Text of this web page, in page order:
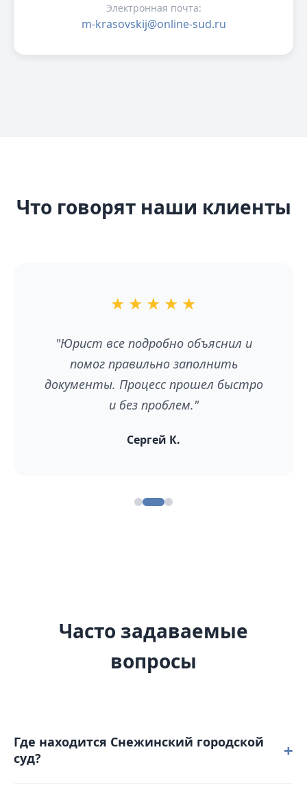
Электронная почта:
m-krasovskij@online-sud.ru
Что говорят наши клиенты
★ ★ ★ ★ ★
"Юрист все подробно объяснил и
помог правильно заполнить
документы. Процесс прошел быстро
и без проблем."
Сергей К.
Часто задаваемые
вопросы
Где находится Снежинский городской
суд?
+